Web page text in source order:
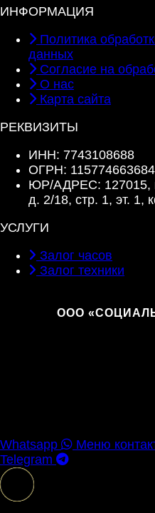
ИНФОРМАЦИЯ
Политика
данных
Согласие на
О нас
Карта сайта
РЕКВИЗИТЫ
ИНН: 7743108688
ОГРН:
ЮР/АДРЕС: 127015,
д. 2/18, стр. 1, эт. 1,
УСЛУГИ
Залог часов
Залог техники
ООО
Whatsapp
Меню
Telegram